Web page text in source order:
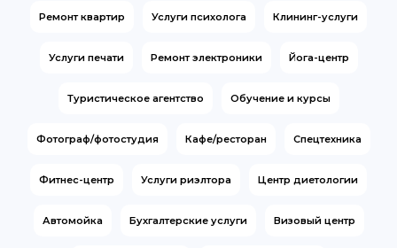
Ремонт квартир Услуги психолога Клининг-услуги
Услуги печати Ремонт электроники Йога-центр
Туристическое агентство Обучение и курсы
Фотограф/фотостудия Кафе/ресторан Спецтехника
Фитнес-центр Услуги риэлтора Центр диетологии
Автомойка Бухгалтерские услуги Визовый центр